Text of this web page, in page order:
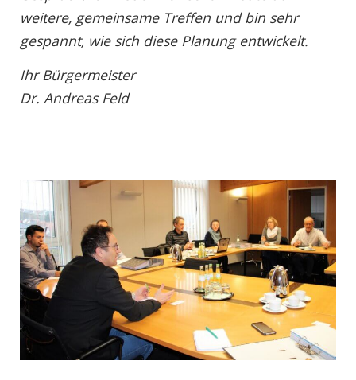
weitere, gemeinsame Treffen und bin sehr
gespannt, wie sich diese Planung entwickelt.
Ihr Bürgermeister
Dr. Andreas Feld